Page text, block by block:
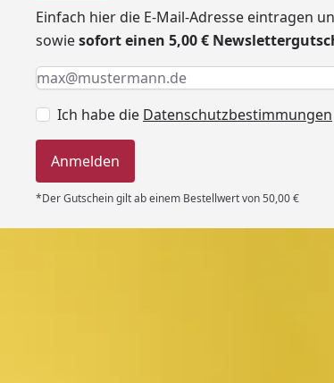
Einfach hier die E-Mail-Adresse eintragen
sowiesofort einen 5,00 €
Keine Eingabe erforderlich
Eingabe erforderlich
E-Mail *
Ich habe die Datenschutzbestimmungen
Anmelden
*Der Gutschein gilt ab einem Bestellwert von 50,00 €